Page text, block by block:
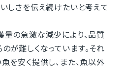
しさを伝え続けたいと考えて
量の急激な減少により、品質
が難しくなっています。それ
を安く提供し、また、魚以外